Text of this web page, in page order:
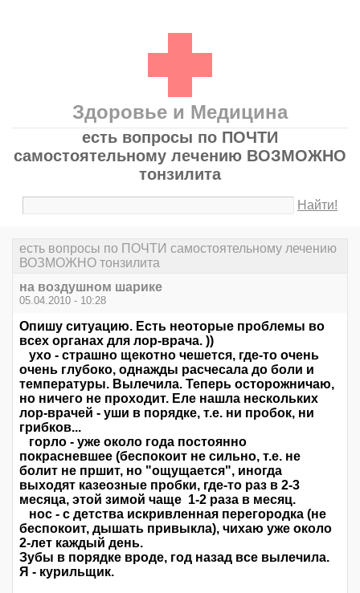
Здоровье и Медицина
есть вопросы по ПОЧТИ
самостоятельному лечению ВОЗМОЖНО
тонзилита
Найти!
есть вопросы по ПОЧТИ самостоятельному лечению
ВОЗМОЖНО тонзилита
на воздушном шарике
05.04.2010 - 10:28
Опишу ситуацию. Есть неоторые проблемы во
всех органах для лор-врача. ))
ухо - страшно щекотно чешется, где-то очень
очень глубоко, однажды расчесала до боли и
температуры. Вылечила. Теперь осторожничаю,
но ничего не проходит. Еле нашла нескольких
лор-врачей - уши в порядке, т.е. ни пробок, ни
грибков...
горло - уже около года постоянно
покрасневшее (беспокоит не сильно, т.е. не
болит не пршит, но "ощущается", иногда
выходят казеозные пробки, где-то раз в 2-3
месяца, этой зимой чаще 1-2 раза в месяц.
нос - с детства искривленная перегородка (не
беспокоит, дышать привыкла), чихаю уже около
2-лет каждый день.
Зубы в порядке вроде, год назад все вылечила.
Я - курильщик.